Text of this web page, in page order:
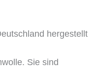
hergestellt
Sie sind